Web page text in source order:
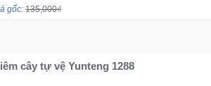
gốc: 135,000₫
cây tự vệ Yunteng 1288